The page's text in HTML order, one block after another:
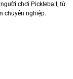
chơi Pickleball, từ
chuyên nghiệp.